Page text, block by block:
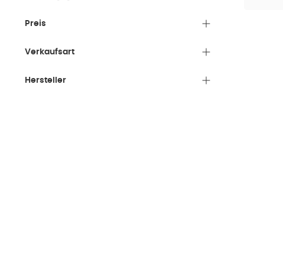
Preis
Verkaufsart
Hersteller